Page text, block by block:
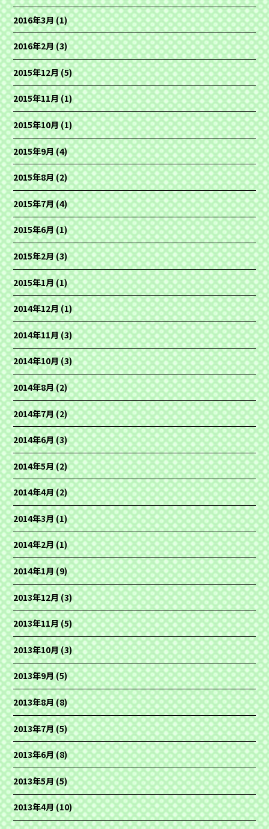
2016年3月(1)
2016年2月(3)
2015年12月(5)
2015年11月(1)
2015年10月(1)
2015年9月(4)
2015年8月(2)
2015年7月(4)
2015年6月(1)
2015年2月(3)
2015年1月(1)
2014年12月(1)
2014年11月(3)
2014年10月(3)
2014年8月(2)
2014年7月(2)
2014年6月(3)
2014年5月(2)
2014年4月(2)
2014年3月(1)
2014年2月(1)
2014年1月(9)
2013年12月(3)
2013年11月(5)
2013年10月(3)
2013年9月(5)
2013年8月(8)
2013年7月(5)
2013年6月(8)
2013年5月(5)
2013年4月(10)